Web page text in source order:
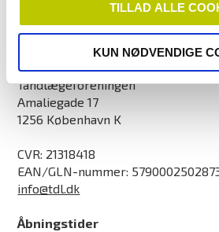
TILLAD ALLE
KUN NØDVENDIGE
Kontaktinformation
Tandlægeforeningen
Amaliegade 17
1256 København K
CVR: 21318418
EAN/GLN-nummer:
info@tdl.dk
Åbningstider